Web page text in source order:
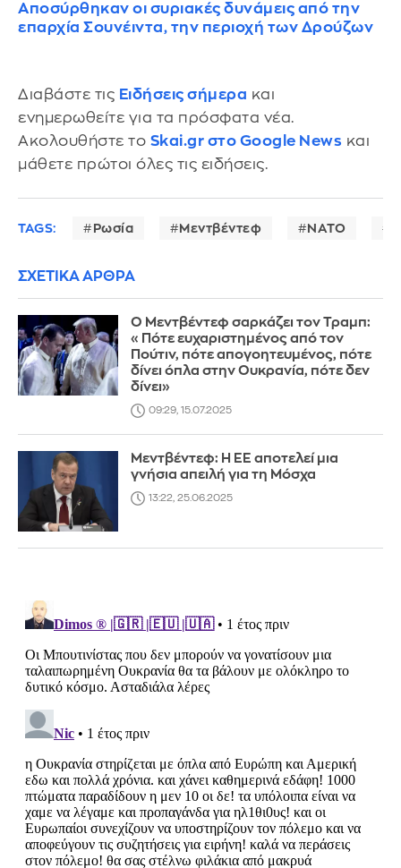
Αποσύρθηκαν οι συριακές δυνάμεις από την
επαρχία Σουνέιντα, την περιοχή των Δρούζων
Διαβάστε τις Ειδήσεις σήμερα και
ενημερωθείτε για τα πρόσφατα νέα.
Ακολουθήστε το Skai.gr στο Google News και
μάθετε πρώτοι όλες τις ειδήσεις.
TAGS: Ρωσία Μεντβέντεφ ΝΑΤΟ
ΣΧΕΤΙΚΑ ΑΡΘΡΑ
Ο Μεντβέντεφ σαρκάζει τον Τραμπ:
«Πότε ευχαριστημένος από τον
Πούτιν, πότε απογοητευμένος, πότε
δίνει όπλα στην Ουκρανία, πότε δεν
δίνει»
09:29, 15.07.2025
Μεντβέντεφ: Η ΕΕ αποτελεί μια
γνήσια απειλή για τη Μόσχα
13:22, 25.06.2025